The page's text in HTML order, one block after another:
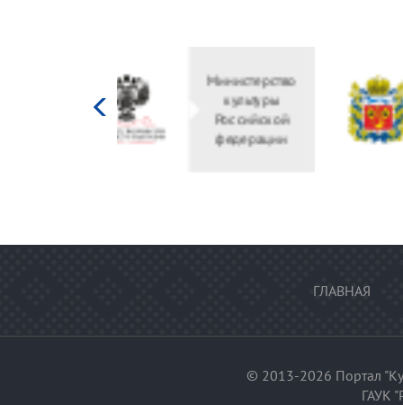
Министерство
культуры
Российской
федерации
ГЛАВНАЯ
© 2013-2026 Портал
ГАУК